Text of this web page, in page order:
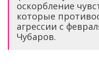
оскорбление
которые
агрессии с
Чубаров.